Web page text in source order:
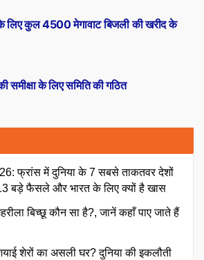
समीक्षा के लिए समिति की गठित
के लिए कुल 4500 मेगावाट बिजली की खरीद के
फ्रांस में दुनिया के 7 सबसे ताकतवर देशों
बड़े फैसले और भारत के लिए क्यों है खास
बिच्छू कौन सा है?, जानें कहाँ पाए जाते हैं
शेरों का असली घर? दुनिया की इकलौती